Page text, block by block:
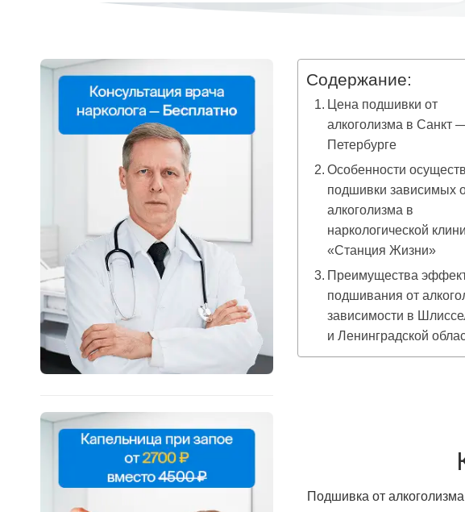
Содержание:
Цена подшивки от
алкоголизма в Санкт
Петербурге
Особенности
подшивки зависимых
алкоголизма в
наркологической
«Станция Жизни»
Преимущества
подшивания от
зависимости в
и Ленинградской
Подшивка от